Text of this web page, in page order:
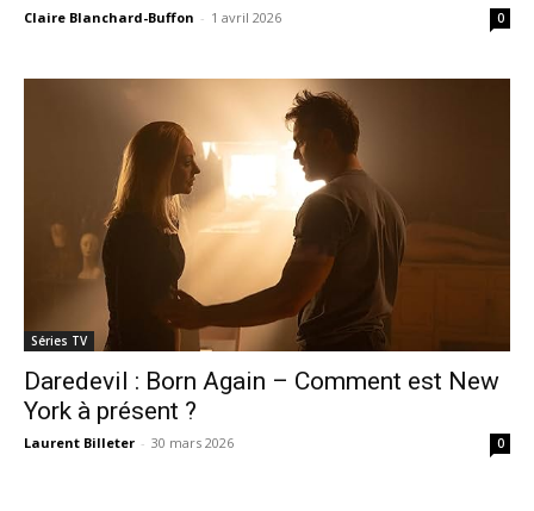
Claire Blanchard-Buffon - 1 avril 2026 0
Séries TV
Daredevil : Born Again – Comment est New
York à présent ?
Laurent Billeter - 30 mars 2026 0